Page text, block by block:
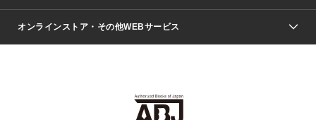
Vジャンプ
週刊ヤングジャンプ
少女マンガ
Seventeen
芸能・情報・スポーツ
文芸・文庫・総合
ライトノベル・ノベライズ
オンラインストア・その他WEBサービス